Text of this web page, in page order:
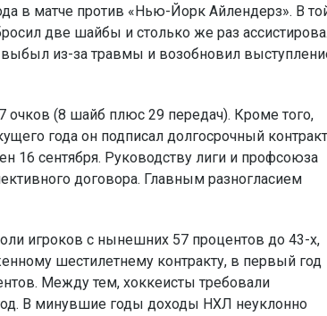
в матче против «Нью-Йорк Айлендерз». В
две шайбы и столько же раз
из-за травмы и возобновил
очков (8 шайб плюс 29 передач). Кроме того,
года он подписал долгосрочный контракт
16 сентября. Руководству лиги и профсоюза
договора. Главным разногласием
игроков с нынешних 57 процентов до 43-х,
шестилетнему контракту, в первый год
Между тем, хоккеисты требовали
В минувшие годы доходы НХЛ неуклонно